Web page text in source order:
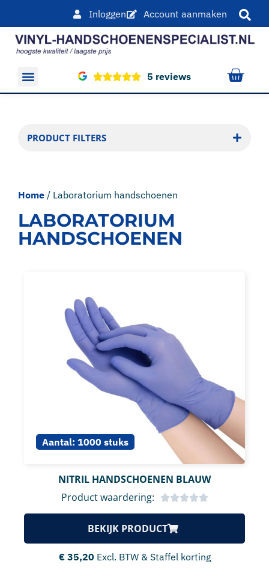
Inloggen Account aanmaken
5 reviews
PRODUCT FILTERS
Home / Laboratorium handschoenen
LABORATORIUM
HANDSCHOENEN
Aantal: 1000 stuks
NITRIL HANDSCHOENEN BLAUW
Product waardering:
BEKIJK PRODUCT
€35,20 Excl. BTW & Staffel korting